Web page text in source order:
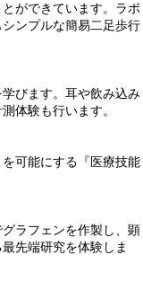
ができています。ラボ
ンプルな簡易二足歩行
びます。耳や飲み込み
体験も行います。
可能にする『医療技能
ラフェンを作製し、顕
先端研究を体験しま